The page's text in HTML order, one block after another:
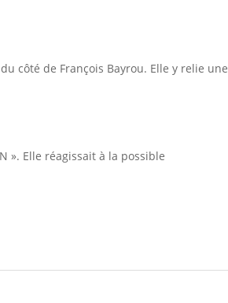
côté de François Bayrou. Elle y relie une
». Elle réagissait à la possible